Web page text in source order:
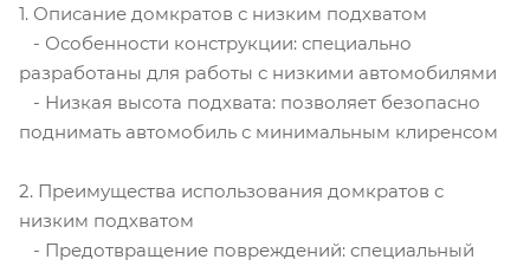
1. Описание домкратов с низким подхватом
- Особенности конструкции: специально
разработаны для работы с низкими автомобилями
- Низкая высота подхвата: позволяет безопасно
поднимать автомобиль с минимальным клиренсом
2. Преимущества использования домкратов с
низким подхватом
- Предотвращение повреждений: специальный